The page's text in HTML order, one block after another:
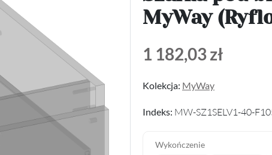
MyWay
1 182,03 zł
Kolekcja: MyWay
Indeks: MW-SZ1SELV1-40-
Wykończenie